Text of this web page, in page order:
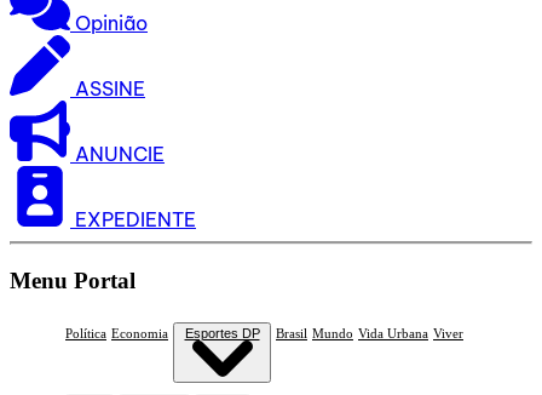
Opinião
ASSINE
ANUNCIE
EXPEDIENTE
Menu Portal
Política Economia Esportes DP Brasil Mundo Vida Urbana Viver